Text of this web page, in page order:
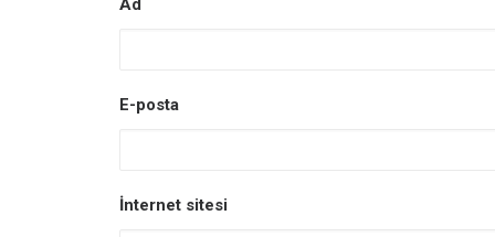
Ad
E-posta
İnternet sitesi